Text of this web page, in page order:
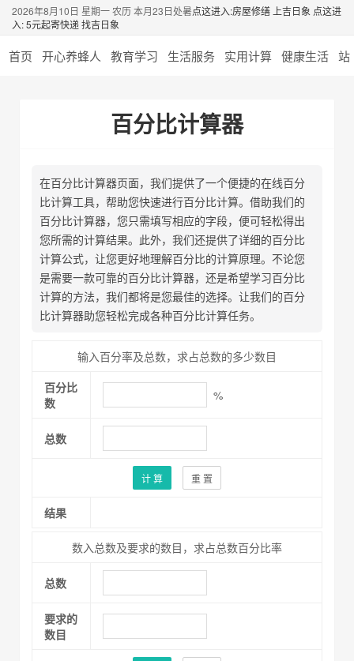
2026年8月10日 星期一 农历 本月23日处暑点这进入:房屋修缮 上吉日象 点这进
入: 5元起寄快递 找吉日象
首页 开心养蜂人 教育学习 生活服务 实用计算 健康生活 站
百分比计算器
在百分比计算器页面，我们提供了一个便捷的在线百分
比计算工具，帮助您快速进行百分比计算。借助我们的
百分比计算器，您只需填写相应的字段，便可轻松得出
您所需的计算结果。此外，我们还提供了详细的百分比
计算公式，让您更好地理解百分比的计算原理。不论您
是需要一款可靠的百分比计算器，还是希望学习百分比
计算的方法，我们都将是您最佳的选择。让我们的百分
比计算器助您轻松完成各种百分比计算任务。
输入百分率及总数，求占总数的多少数目
百分比
数
%
总数
计 算 重 置
结果
数入总数及要求的数目，求占总数百分比率
总数
要求的
数目